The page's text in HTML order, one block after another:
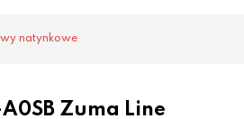
natynkowe
Zuma Line